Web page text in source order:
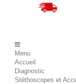
Menu
Accueil
Diagnostic
Stéthoscopes et